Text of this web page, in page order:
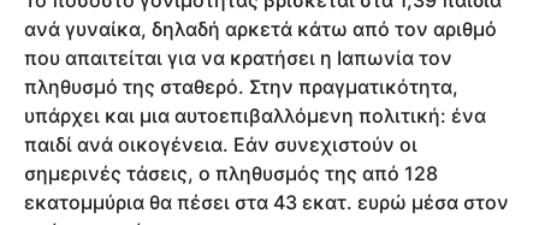
ανά γυναίκα, δηλαδή αρκετά κάτω από τον αριθμό
που απαιτείται για να κρατήσει η Ιαπωνία τον
πληθυσμό της σταθερό. Στην πραγματικότητα,
υπάρχει και μια αυτοεπιβαλλόμενη πολιτική: ένα
παιδί ανά οικογένεια. Εάν συνεχιστούν οι
σημερινές τάσεις, ο πληθυσμός της από 128
εκατομμύρια θα πέσει στα 43 εκατ. ευρώ μέσα στον